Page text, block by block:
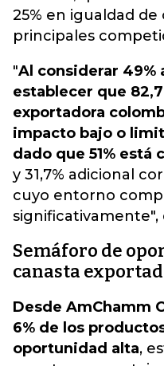
25% en igualdad
principales
"Al considerar 49%
establecer que
exportadora
impacto bajo o
dado que 51%
y 31,7% adicional
cuyo entorno
Semáforo de
canasta
Desde AmChamm
6% de los
oportunidad alta,